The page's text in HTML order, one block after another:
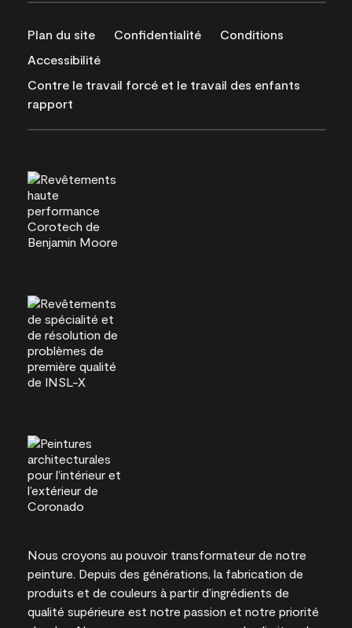
Plan du site Confidentialité
Conditions
Accessibilité
Contre le travail forcé et le travail des enfants
rapport
Nous croyons au pouvoir transformateur de notre
peinture. Depuis des générations, la fabrication de
produits et de couleurs à partir d’ingrédients de
qualité supérieure est notre passion et notre priorité